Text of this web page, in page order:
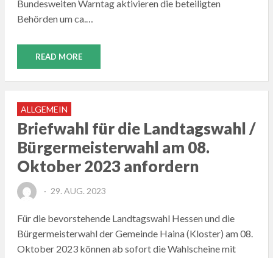
Bundesweiten Warntag aktivieren die beteiligten
Behörden um ca.…
READ MORE
ALLGEMEIN
Briefwahl für die Landtagswahl /
Bürgermeisterwahl am 08.
Oktober 2023 anfordern
POSTED
29. AUG. 2023
Für die bevorstehende Landtagswahl Hessen und die
Bürgermeisterwahl der Gemeinde Haina (Kloster) am 08.
Oktober 2023 können ab sofort die Wahlscheine mit